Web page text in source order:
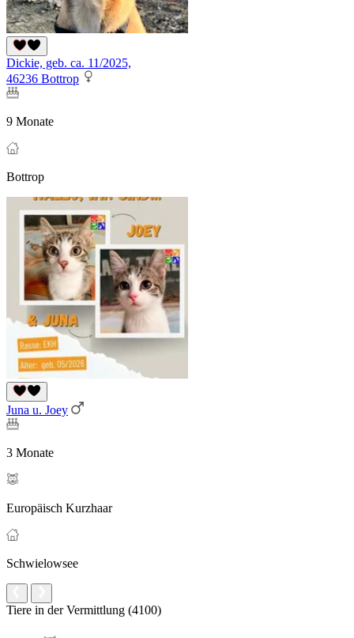
Dickie, geb. ca. 11/2025,
46236 Bottrop
9 Monate
Bottrop
Juna u. Joey
3 Monate
Europäisch Kurzhaar
Schwielowsee
Tiere in der Vermittlung (4100)